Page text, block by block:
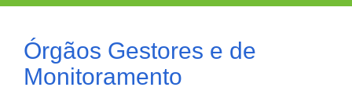
Órgãos Gestores e de
Monitoramento